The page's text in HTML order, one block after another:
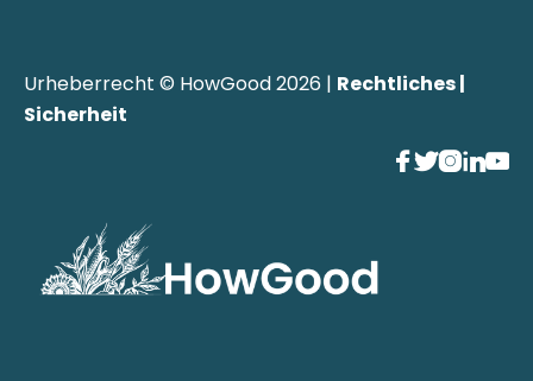
Urheberrecht © HowGood 2026 | Rechtliches |
Sicherheit
